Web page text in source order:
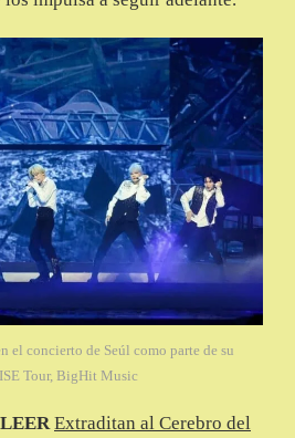
el concierto de Seúl como parte de su
Tour, BigHit Music
Extraditan al Cerebro del